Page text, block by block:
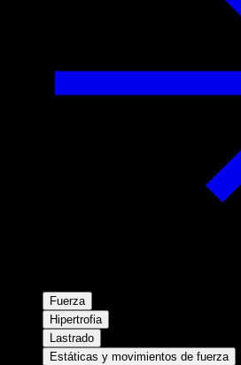
Fuerza
Hipertrofia
Lastrado
Estáticas y movimientos de fuerza